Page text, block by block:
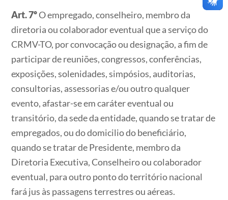
Art. 7ºO empregado, conselheiro, membro da
diretoria ou colaborador eventual que a serviço do
CRMV-TO, por convocação ou designação, a fim de
participar de reuniões, congressos, conferências,
exposições, solenidades, simpósios, auditorias,
consultorias, assessorias e/ou outro qualquer
evento, afastar-se em caráter eventual ou
transitório, da sede da entidade, quando se tratar de
empregados, ou do domicilio do beneficiário,
quando se tratar de Presidente, membro da
Diretoria Executiva, Conselheiro ou colaborador
eventual, para outro ponto do território nacional
fará jus às passagens terrestres ou aéreas.